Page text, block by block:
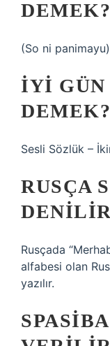
DEMEK?
(So ​​​​ni
İYI GÜN
DEMEK?
Sesli Sözlük –
RUSÇA
Rusçada
alfabesi olan
yazılır.